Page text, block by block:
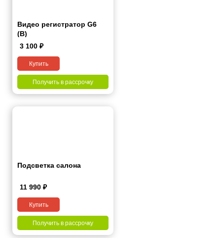
Видео регистратор G6
(B)
3 100 ₽
Купить
Получить в рассрочку
Подсветка салона
11 990 ₽
Купить
Получить в рассрочку